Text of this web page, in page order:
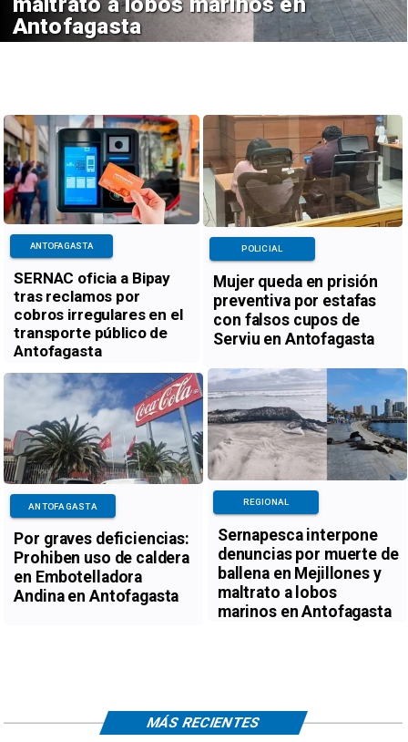
Antofagasta
SERNAC oficia a Bipay
tras reclamos por
cobros irregulares en el
transporte público de
Antofagasta
ANTOFAGASTA
Mujer queda en prisión
preventiva por estafas
con falsos cupos de
Serviu en Antofagasta
POLICIAL
Por graves deficiencias:
Prohiben uso de caldera
en Embotelladora
Andina en Antofagasta
ANTOFAGASTA
Sernapesca interpone
denuncias por muerte de
ballena en Mejillones y
maltrato a lobos
marinos en Antofagasta
REGIONAL
MÁS RECIENTES